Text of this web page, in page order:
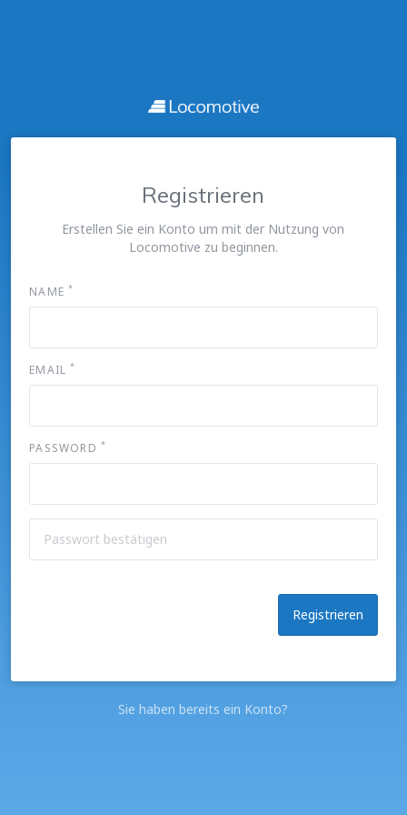
Registrieren
Erstellen Sie ein Konto um mit der Nutzung von
Locomotive zu beginnen.
NAME*
EMAIL*
PASSWORD*
Sie haben bereits ein Konto?